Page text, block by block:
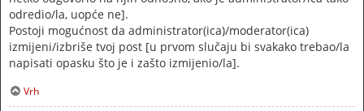
odredio/la, uopće ne].
Postoji mogućnost da administrator(ica)/moderator(ica)
izmijeni/izbriše tvoj post [u prvom slučaju bi svakako trebao/la
napisati opasku što je i zašto izmijenio/la].
Vrh